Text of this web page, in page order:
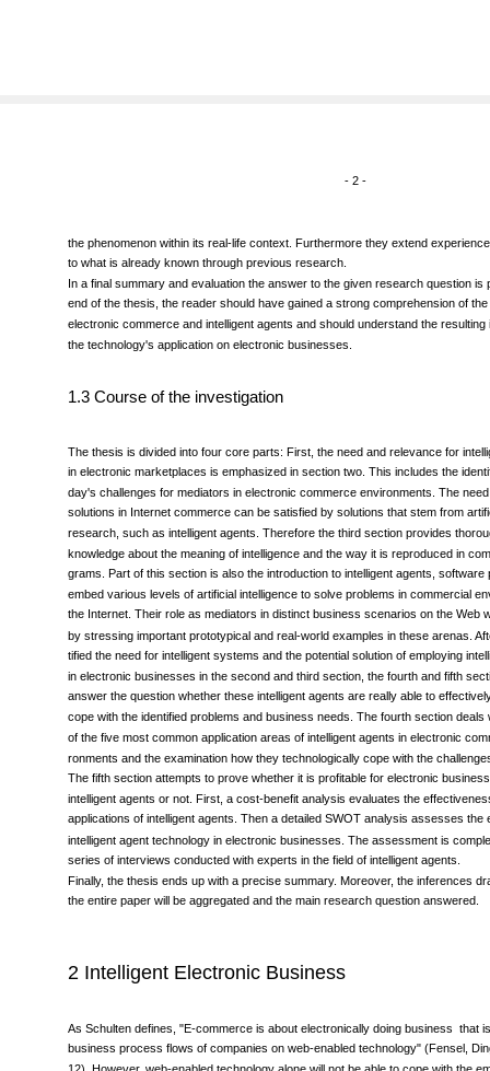
the phenomenon within its real-life context. Furthermore they extend
to what is already known through previous research.
In a final summary and evaluation the answer to the given research question is
end of the thesis, the reader should have gained a strong comprehension of
electronic commerce and intelligent agents and should understand the resulting
The thesis is divided into four core parts: First, the need and relevance for
in electronic marketplaces is emphasized in section two. This includes the
day's challenges for mediators in electronic commerce environments. The need
solutions in Internet commerce can be satisfied by solutions that stem from
research, such as intelligent agents. Therefore the third section provides
knowledge about the meaning of intelligence and the way it is reproduced in
grams. Part of this section is also the introduction to intelligent agents, software
embed various levels of artificial intelligence to solve problems in commercial
the Internet. Their role as mediators in distinct business scenarios on the Web
by stressing important prototypical and real-world examples in these arenas.
tified the need for intelligent systems and the potential solution of employing
in electronic businesses in the second and third section, the fourth and fifth
answer the question whether these intelligent agents are really able to
cope with the identified problems and business needs. The fourth section deals
of the five most common application areas of intelligent agents in electronic
ronments and the examination how they technologically cope with the
The fifth section attempts to prove whether it is profitable for electronic
intelligent agents or not. First, a cost-benefit analysis evaluates the
applications of intelligent agents. Then a detailed SWOT analysis assesses the
intelligent agent technology in electronic businesses. The assessment is
series of interviews conducted with experts in the field of intelligent agents.
Finally, the thesis ends up with a precise summary. Moreover, the inferences
As Schulten defines, "E-commerce is about electronically doing business ­ that
business process flows of companies on web-enabled technology" (Fensel,